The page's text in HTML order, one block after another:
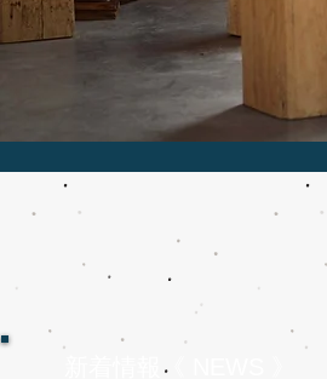
新着情報《 NEWS 》